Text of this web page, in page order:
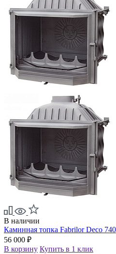
В наличии
Каминная топка Fabrilor Deco 740
56 000 ₽
В корзину Купить в 1 клик